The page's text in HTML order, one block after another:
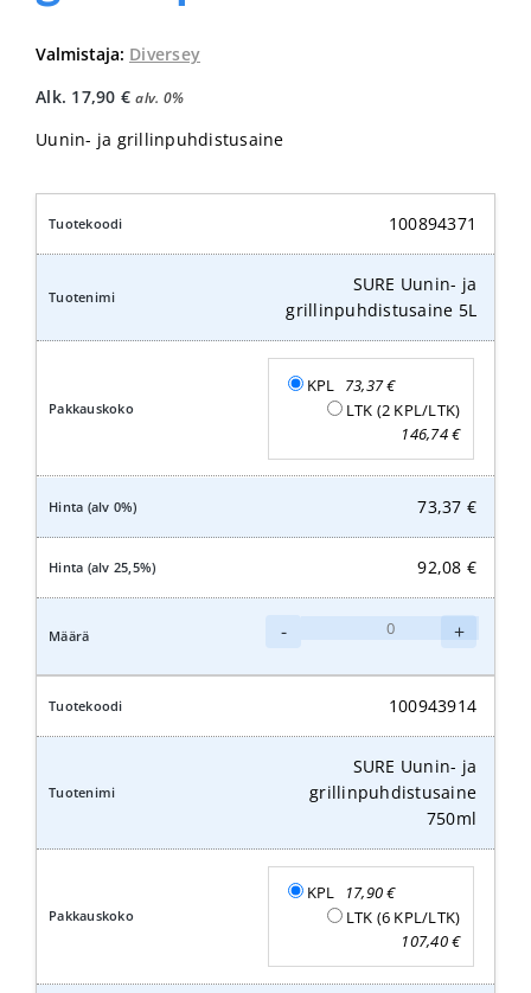
Valmistaja: Diversey
Alk. 17,90 € alv. 0%
Uunin- ja grillinpuhdistusaine
100894371
SURE Uunin- ja
grillinpuhdistusaine 5L
KPL 73,37€
LTK (2 KPL/LTK)
146,74€
73,37 €
92,08 €
-
ja
grillinpuhdistusaine
+
100943914
SURE Uunin- ja
grillinpuhdistusaine
750ml
KPL 17,90€
LTK (6 KPL/LTK)
107,40€